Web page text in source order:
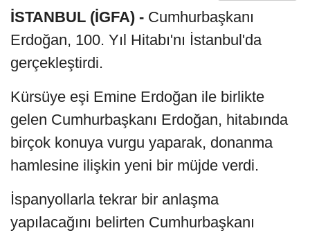
İSTANBUL (İGFA) - Cumhurbaşkanı
Erdoğan, 100. Yıl Hitabı'nı İstanbul'da
gerçekleştirdi.
Kürsüye eşi Emine Erdoğan ile birlikte
gelen Cumhurbaşkanı Erdoğan, hitabında
birçok konuya vurgu yaparak, donanma
hamlesine ilişkin yeni bir müjde verdi.
İspanyollarla tekrar bir anlaşma
yapılacağını belirten Cumhurbaşkanı